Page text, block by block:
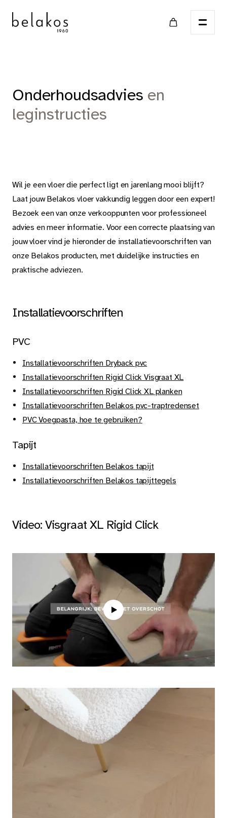
Home
Verkooppunten
PVC
Tapijt
Kleed.
Over Belakos
Stalen aanvragen
Veel gestelde vragen
Onderhoudsadvies en leginstructies
Over de vloer bij ...
Roomvisualisatie
Nieuws
Dealer login
Onderhoudsadvies en
leginstructies
Wil je een vloer die perfect ligt en jarenlang mooi blijft?
Laat jouw Belakos vloer vakkundig leggen door een expert!
Bezoek een van onze verkooppunten voor professioneel
advies en meer informatie. Voor een correcte plaatsing van
jouw vloer vind je hieronder de installatievoorschriften van
onze Belakos producten, met duidelijke instructies en
praktische adviezen.
Installatievoorschriften
PVC
Installatievoorschriften Dryback pvc
Installatievoorschriften Rigid Click Visgraat XL
Installatievoorschriften Rigid Click XL planken
Installatievoorschriften Belakos pvc-traptredenset
PVC Voegpasta, hoe te gebruiken?
Tapijt
Installatievoorschriften Belakos tapijt
Installatievoorschriften Belakos tapijttegels
Video: Visgraat XL Rigid Click